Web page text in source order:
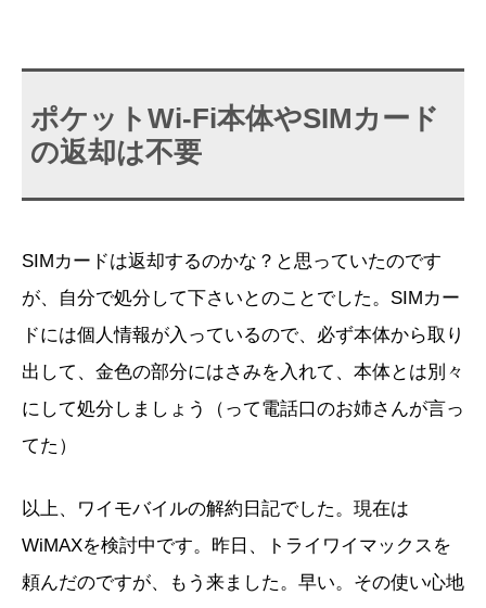
ポケットWi-Fi本体やSIMカード
の返却は不要
SIMカードは返却するのかな？と思っていたのです
が、自分で処分して下さいとのことでした。SIMカー
ドには個人情報が入っているので、必ず本体から取り
出して、金色の部分にはさみを入れて、本体とは別々
にして処分しましょう（って電話口のお姉さんが言っ
てた）
以上、ワイモバイルの解約日記でした。現在は
WiMAXを検討中です。昨日、トライワイマックスを
頼んだのですが、もう来ました。早い。その使い心地